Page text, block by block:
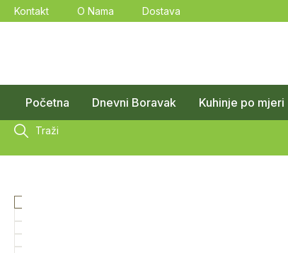
Kontakt O Nama Dostava
Početna Dnevni Boravak Kuhinje po mjeri
Traži